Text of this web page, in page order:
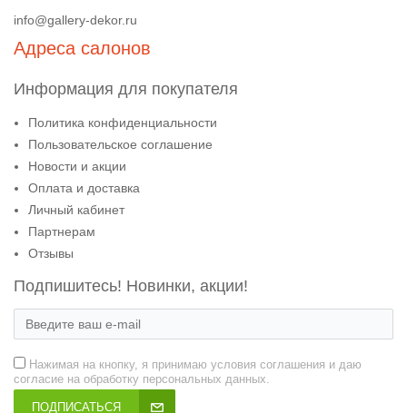
info@gallery-dekor.ru
Адреса салонов
Информация для покупателя
Политика конфиденциальности
Пользовательское соглашение
Новости и акции
Оплата и доставка
Личный кабинет
Партнерам
Отзывы
Подпишитесь! Новинки, акции!
Нажимая на кнопку, я принимаю условия соглашения и даю
согласие на обработку персональных данных.
ПОДПИСАТЬСЯ